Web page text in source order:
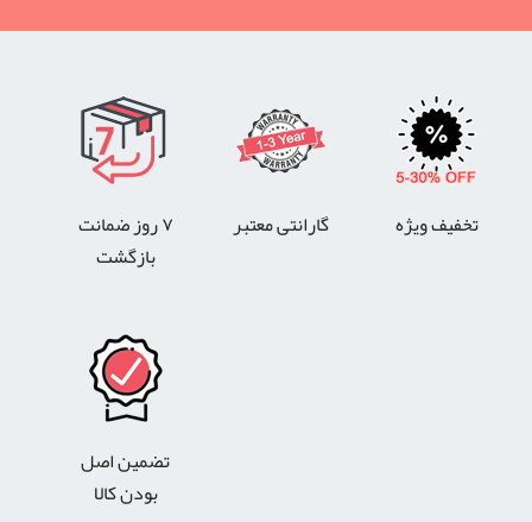
تخفیف ویژه گارانتی معتبر
۷ روز ضمانت
بازگشت
تضمین اصل
بودن کالا